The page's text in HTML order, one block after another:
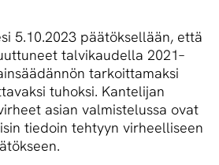
5.10.2023 päätöksellään, että
talvikaudella 2021–
tarkoittamaksi
tuhoksi. Kantelijan
asian valmistelussa ovat
tiedoin tehtyyn virheelliseen